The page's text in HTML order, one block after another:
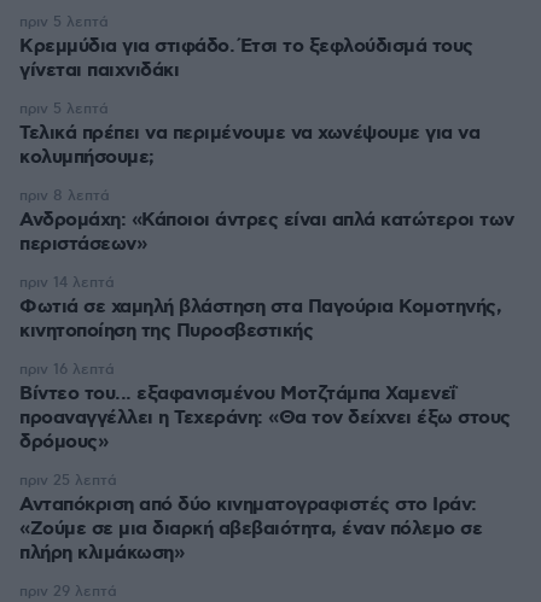
Κρεμμύδια για στιφάδο. Έτσι το ξεφλούδισμά τους
γίνεται παιχνιδάκι
πριν 5 λεπτά
Τελικά πρέπει να περιμένουμε να χωνέψουμε για να
κολυμπήσουμε;
πριν 5 λεπτά
Ανδρομάχη: «Κάποιοι άντρες είναι απλά κατώτεροι των
περιστάσεων»
πριν 8 λεπτά
Φωτιά σε χαμηλή βλάστηση στα Παγούρια Κομοτηνής,
κινητοποίηση της Πυροσβεστικής
πριν 14 λεπτά
Βίντεο του... εξαφανισμένου Μοτζτάμπα Χαμενεΐ
προαναγγέλλει η Τεχεράνη: «Θα τον δείχνει έξω στους
δρόμους»
πριν 16 λεπτά
Ανταπόκριση από δύο κινηματογραφιστές στο Ιράν:
«Ζούμε σε μια διαρκή αβεβαιότητα, έναν πόλεμο σε
πλήρη κλιμάκωση»
πριν 25 λεπτά
πριν 29 λεπτά